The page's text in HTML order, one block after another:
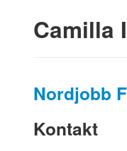
Camilla
Nordjobb
Kontakt